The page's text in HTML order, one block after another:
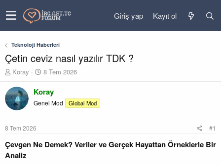
Giriş yap Kayıt ol
Teknoloji Haberleri
Çetin ceviz nasıl yazılır TDK ?
K
n
u
y
b
a
ş
a
Koray
B
ş
l
a
ç
8 Tem 2026
Koray
Genel Mod Global Mod
8 Tem 2026 #1
Çevgen Ne Demek? Veriler ve Gerçek Hayattan Örneklerle Bir
Analiz